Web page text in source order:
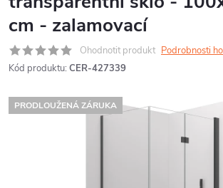
cm - zalamovací
Ohodnotit produkt Podrobnosti
Kód produktu: CER-427339
PRODLOUŽENÁ ZÁRUKA